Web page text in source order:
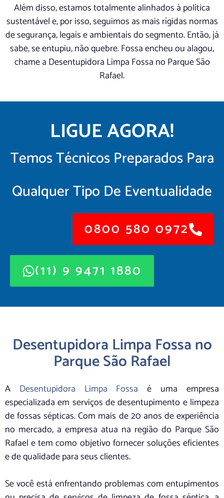
Além disso, estamos totalmente alinhados à política
sustentável e, por isso, seguimos as mais rígidas normas
de segurança, legais e ambientais do segmento. Então, já
sabe, se entupiu, não quebre. Fossa encheu ou alagou,
chame a Desentupidora Limpa Fossa no Parque São
Rafael.
LIGUE AGORA!
Temos Técnicos Preparados Para
Qualquer Tipo De Eventualidade
0800 580 0972
(11) 9 9471 1880
Desentupidora Limpa Fossa no
Parque São Rafael
A Desentupidora Limpa Fossa é uma empresa
especializada em serviços de desentupimento e limpeza
de fossas sépticas. Com mais de 20 anos de experiência
no mercado, a empresa atua na região do Parque São
Rafael e tem como objetivo fornecer soluções eficientes
e de qualidade para seus clientes.
Se você está enfrentando problemas com entupimentos